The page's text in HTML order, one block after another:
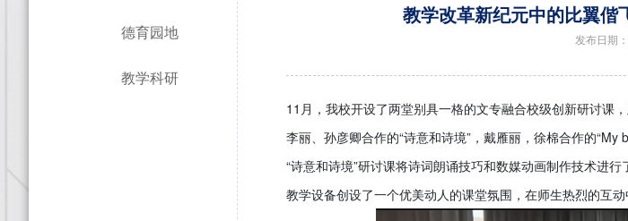
德育园地
教学科研
教学改革新纪元中的比翼
发布日期
11月，我校开设了两堂别具一格的文专融合校级创新研讨课
李丽、孙彦卿合作的“诗意和诗境”，戴雁丽，徐棉合作的“My
“诗意和诗境”研讨课将诗词朗诵技巧和数媒动画制作技术进
教学设备创设了一个优美动人的课堂氛围，在师生热烈的互动